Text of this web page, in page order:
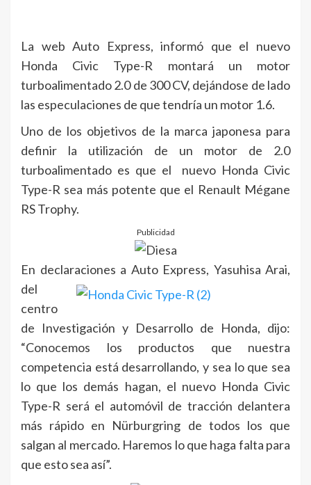
La web Auto Express, informó que el nuevo
Honda Civic Type-R montará un motor
turboalimentado 2.0 de 300 CV, dejándose de lado
las especulaciones de que tendría un motor 1.6.
Uno de los objetivos de la marca japonesa para
definir la utilización de un motor de 2.0
turboalimentado es que el nuevo Honda Civic
Type-R sea más potente que el Renault Mégane
RS Trophy.
Publicidad
En declaraciones a Auto Express, Yasuhisa Arai,
del
centro
de Investigación y Desarrollo de Honda, dijo:
“Conocemos los productos que nuestra
competencia está desarrollando, y sea lo que sea
lo que los demás hagan, el nuevo Honda Civic
Type-R será el automóvil de tracción delantera
más rápido en Nürburgring de todos los que
salgan al mercado. Haremos lo que haga falta para
que esto sea así”.